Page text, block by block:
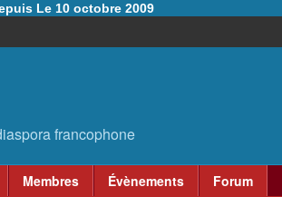
Le 10 octobre 2009
Membres Évènements Forum